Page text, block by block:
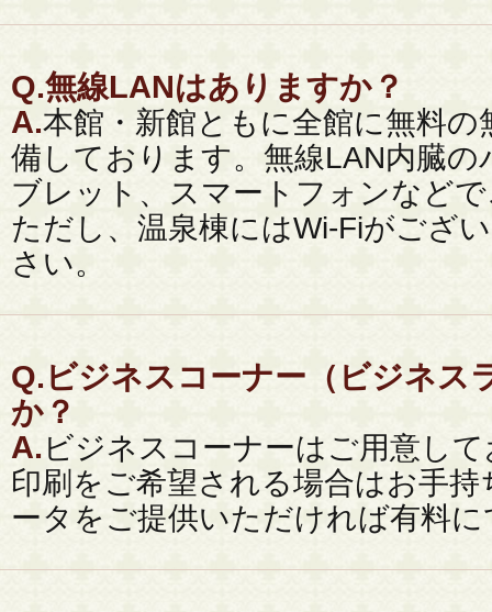
Q.無線LANはありますか？
A.本館・新館ともに全館に無料の
備しております。無線LAN内臓
ブレット、スマートフォンなど
ただし、温泉棟にはWi-Fiがござ
さい。
Q. ビジネスコーナー（ビジネス
か？
A. ビジネスコーナーはご用意し
印刷をご希望される場合はお手
ータをご提供いただければ有料